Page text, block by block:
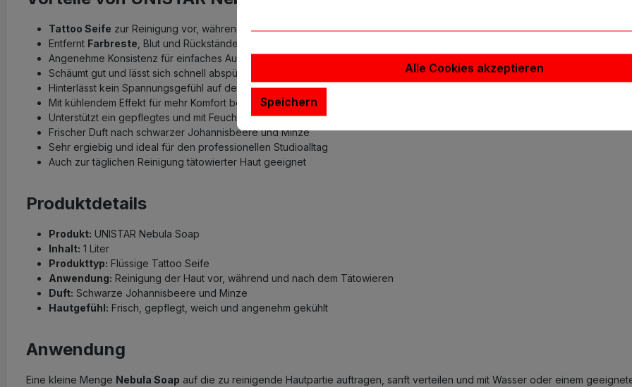
Tattoo Seife zur Reinigung vor, während und nach dem Tätowieren
Entfernt Farbreste , Blut und Rückstände während der Tattoo Sitzung
Angenehme Konsistenz für einfaches Auftragen und Verteilen
Schäumt gut und lässt sich schnell abspülen
Hinterlässt kein Spannungsgefühl auf der Haut
Mit kühlendem Effekt für mehr Komfort beim Tätowieren
Unterstützt ein gepflegtes und mit Feuchtigkeit versorgtes Hautgefühl
Frischer Duft nach schwarzer Johannisbeere und Minze
Sehr ergiebig und ideal für den professionellen Studioalltag
Auch zur täglichen Reinigung tätowierter Haut geeignet
Produktdetails
Produkt: UNISTAR Nebula Soap
Inhalt: 1 Liter
Produkttyp: Flüssige Tattoo Seife
Anwendung: Reinigung der Haut vor, während und nach dem Tätowieren
Duft: Schwarze Johannisbeere und Minze
Hautgefühl: Frisch, gepflegt, weich und angenehm gekühlt
Anwendung
Eine kleine Menge Nebula Soap auf die zu reinigende Hautpartie auftragen, sanft verteilen und mit Wasser oder einem
Alle Cookies akzeptieren
Speichern